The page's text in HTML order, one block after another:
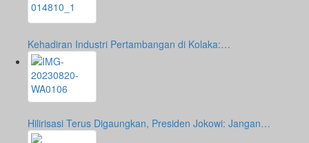
Kehadiran Industri Pertambangan di Kolaka:…
Hilirisasi Terus Digaungkan, Presiden Jokowi: Jangan…